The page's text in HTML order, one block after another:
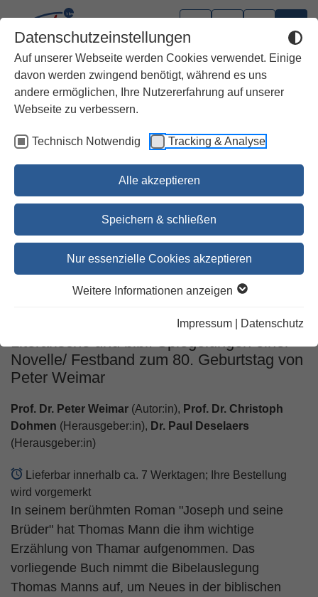
Datenschutzeinstellungen
Auf unserer Webseite werden Cookies verwendet. Einige
davon werden zwingend benötigt, während es uns
andere ermöglichen, Ihre Nutzererfahrung auf unserer
Webseite zu verbessern.
Technisch Notwendig Tracking & Analyse
Alle akzeptieren
Speichern & schließen
Nur essenzielle Cookies akzeptieren
Weitere Informationen anzeigen
Impressum Datenschutz
Thamar / SBS 251
Literarische und bibl. Spiegelungen einer
Novelle/ Festband zum 80. Geburtstag von
Peter Weimar
Prof. Dr. Peter Weimar (Autor:in), Prof. Dr. Christoph
Dohmen (Herausgeber:in), Dr. Paul Deselaers
(Herausgeber:in)
Lieferbar innerhalb ca. 7 Werktagen; Ihre Bestellung
wird vorgemerkt
In seinem berühmten Roman "Joseph und seine
Brüder" hat Thomas Mann die ihm wichtige
Erzählung von Thamar aufgenommen. Das
vorliegende Buch nimmt die Bibelauslegung
Thomas Manns auf, um Neues in der biblischen